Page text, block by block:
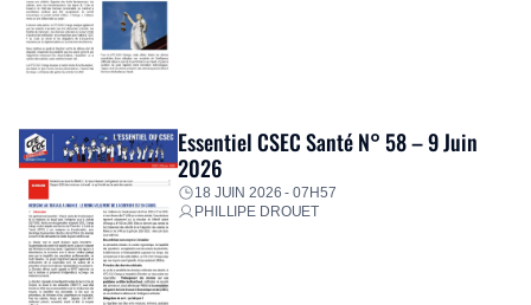
Essentiel CSEC Santé N° 58 – 9 Juin
2026
18 JUIN 2026 - 07H57
PHILLIPE DROUET